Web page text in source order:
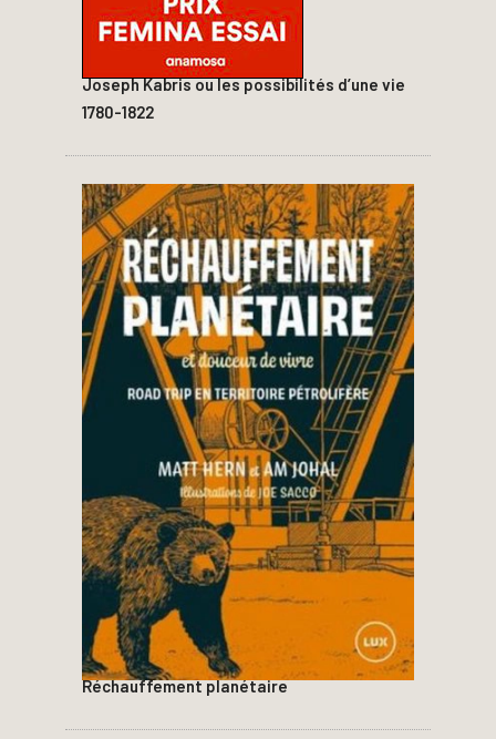
Joseph Kabris ou les possibilités d’une vie
1780-1822
Réchauffement planétaire